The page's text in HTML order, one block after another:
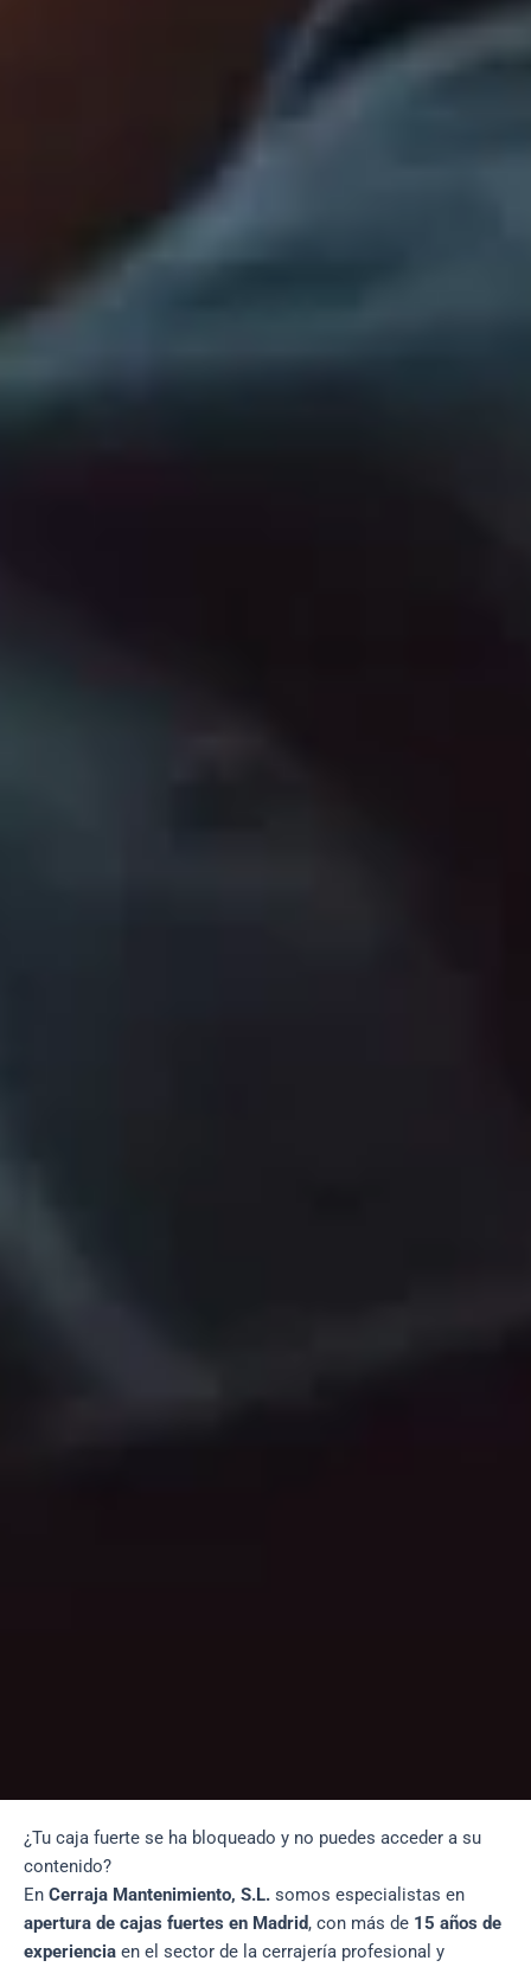
¿Tu caja fuerte se ha bloqueado y no puedes acceder a su
contenido?
En Cerraja Mantenimiento, S.L. somos especialistas en
apertura de cajas fuertes en Madrid, con más de 15 años de
experiencia en el sector de la cerrajería profesional y